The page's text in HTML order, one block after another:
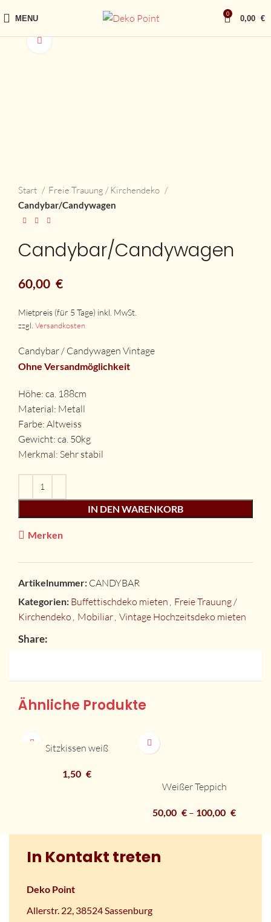
MENU 0 0,00 €
Start Freie Trauung / Kirchendeko
Candybar/Candywagen
Candybar/Candywagen
60,00 €
zzgl. Versandkosten
Candybar / Candywagen Vintage
Ohne Versandmöglichkeit
Höhe: ca. 188cm
Material: Metall
Farbe: Altweiss
Gewicht: ca. 50kg
Merkmal: Sehr stabil
IN DEN WARENKORB
Merken
Artikelnummer: CANDYBAR
Kategorien: Buffettischdeko mieten Freie Trauung /
Kirchendeko Mobiliar Vintage Hochzeitsdeko mieten
Share:
Ähnliche Produkte
Sitzkissen weiß
1,50 €
Weißer Teppich
50,00 € – 100,00 €
In Kontakt treten
Deko Point
Allerstr. 22, 38524 Sassenburg